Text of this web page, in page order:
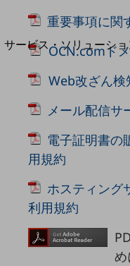
サービス・ソリューシ
サービス・ソリューショ
DXに関する課題を解決する
カテゴリーで探す
ネットワーク・モバイル
クラウド・データセンター
電話・映像コミュニケーショ
セキュリティ
重要事項に関
OCN.comド
Web改ざん検
メール配信サ
電子証明書の
用規約
ホスティング
利用規約